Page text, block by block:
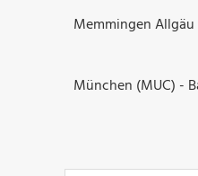
Memmingen
München (MUC) -